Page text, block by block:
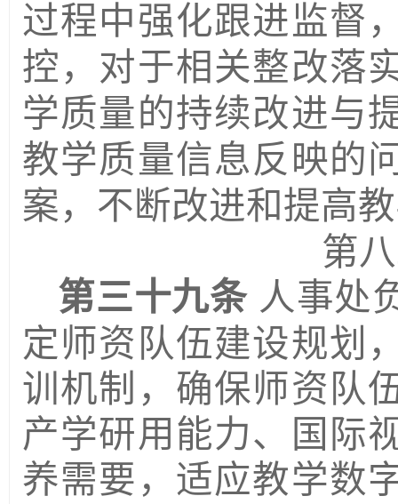
过程中强化跟进监督
控，对于相关整改落
学质量的持续改进与
教学质量信息反映的
案，不断改进和提高
第
第三十九条 人事处
定师资队伍建设规划
训机制，确保师资队
产学研用能力、国际
养需要，适应教学数